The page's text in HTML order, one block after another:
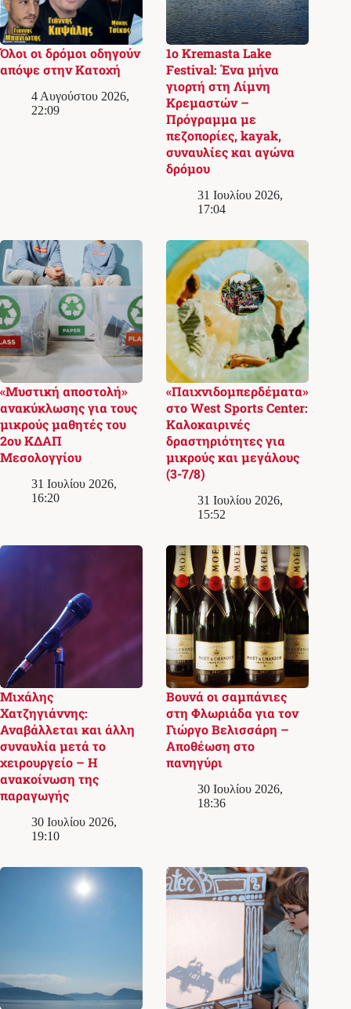
Όλοι οι δρόμοι οδηγούν
απόψε στην Κατοχή
4 Αυγούστου 2026,
22:09
1ο Kremasta Lake
Festival: Ένα μήνα
γιορτή στη Λίμνη
Κρεμαστών –
Πρόγραμμα με
πεζοπορίες, kayak,
συναυλίες και αγώνα
δρόμου
31 Ιουλίου 2026,
17:04
«Μυστική αποστολή»
ανακύκλωσης για τους
μικρούς μαθητές του
2ου ΚΔΑΠ
Μεσολογγίου
31 Ιουλίου 2026,
16:20
«Παιχνιδομπερδέματα»
στο West Sports Center:
Καλοκαιρινές
δραστηριότητες για
μικρούς και μεγάλους
(3-7/8)
31 Ιουλίου 2026,
15:52
Μιχάλης
Χατζηγιάννης:
Αναβάλλεται και άλλη
συναυλία μετά το
χειρουργείο – Η
ανακοίνωση της
παραγωγής
30 Ιουλίου 2026,
19:10
Βουνά οι σαμπάνιες
στη Φλωριάδα για τον
Γιώργο Βελισσάρη –
Αποθέωση στο
πανηγύρι
30 Ιουλίου 2026,
18:36